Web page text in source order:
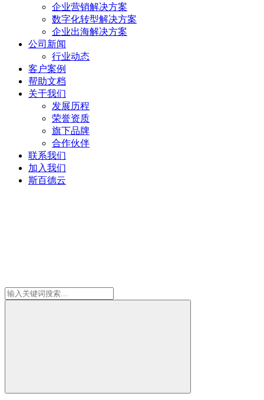
企业营销解决方案
数字化转型解决方案
企业出海解决方案
公司新闻
行业动态
客户案例
帮助文档
关于我们
发展历程
荣誉资质
旗下品牌
合作伙伴
联系我们
加入我们
斯百德云